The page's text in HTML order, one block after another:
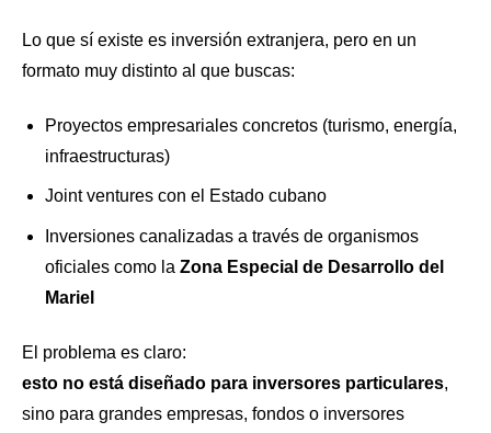
Lo que sí existe es inversión extranjera, pero en un
formato muy distinto al que buscas:
Proyectos empresariales concretos (turismo, energía,
infraestructuras)
Joint ventures con el Estado cubano
Inversiones canalizadas a través de organismos
oficiales como la Zona Especial de Desarrollo del
Mariel
El problema es claro:
esto no está diseñado para inversores particulares,
sino para grandes empresas, fondos o inversores